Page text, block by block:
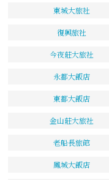
東城大旅社
復興旅社
今夜莊大旅社
永都大飯店
東都大飯店
金山莊大旅社
老船長旅館
鳳城大飯店